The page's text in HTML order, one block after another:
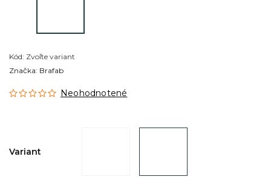
Kód: Zvoľte variant
Neohodnotené
Značka: Brafab
Variant